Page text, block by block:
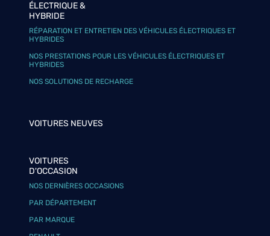
ÉLECTRIQUE &
HYBRIDE
RÉPARATION ET ENTRETIEN DES VÉHICULES ÉLECTRIQUES ET
HYBRIDES
NOS PRESTATIONS POUR LES VÉHICULES ÉLECTRIQUES ET
HYBRIDES
NOS SOLUTIONS DE RECHARGE
VOITURES NEUVES
VOITURES
D'OCCASION
NOS DERNIÈRES OCCASIONS
PAR DÉPARTEMENT
PAR MARQUE